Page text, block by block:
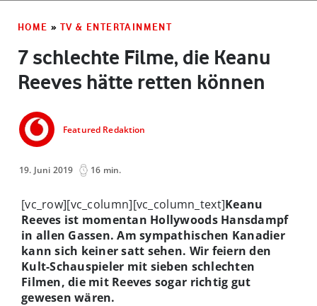
HOME » TV & ENTERTAINMENT
7 schlechte Filme, die Keanu
Reeves hätte retten können
Featured Redaktion
19. Juni 2019 16 min.
[vc_row][vc_column][vc_column_text]Keanu
Reeves ist momentan Hollywoods Hansdampf
in allen Gassen. Am sympathischen Kanadier
kann sich keiner satt sehen. Wir feiern den
Kult-Schauspieler mit sieben schlechten
Filmen, die mit Reeves sogar richtig gut
gewesen wären.